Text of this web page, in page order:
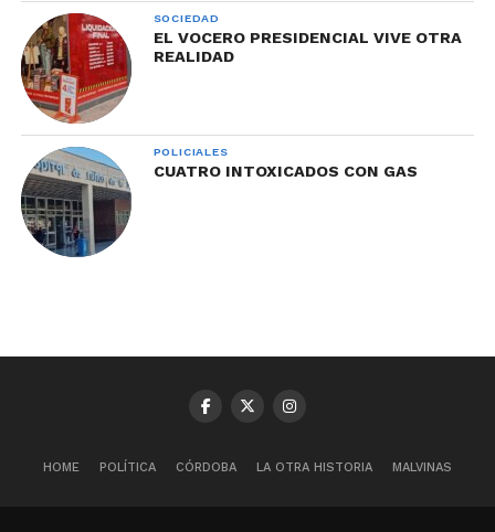
SOCIEDAD
EL VOCERO PRESIDENCIAL VIVE OTRA
REALIDAD
POLICIALES
CUATRO INTOXICADOS CON GAS
HOME POLÍTICA CÓRDOBA LA OTRA HISTORIA MALVINAS